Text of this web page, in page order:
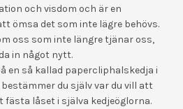
och visdom och är en
ömsa det som inte lägre behövs.
oss som inte längre tjänar oss,
in något nytt.
en så kallad papercliphalskedja i
bestämmer du själv var du vill att
fästa låset i själva kedjeöglorna.